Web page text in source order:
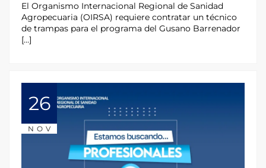
El Organismo Internacional Regional de Sanidad
Agropecuaria (OIRSA) requiere contratar un técnico
de trampas para el programa del Gusano Barrenador
[…]
26
NOV